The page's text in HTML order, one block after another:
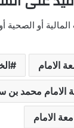
أو الصحية
الامام
الامام محمد بن
الامام